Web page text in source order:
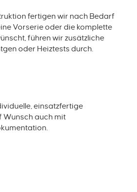
fertigen wir nach Bedarf
Vorserie oder die komplette
führen wir zusätzliche
oder Heiztests durch.
einsatzfertige
Wunsch auch mit